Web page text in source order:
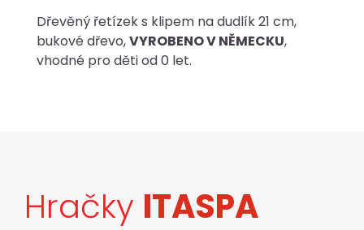
Dřevěný řetízek s klipem na dudlík 21 cm,
bukové dřevo,VYROBENO V NĚMECKU,
vhodné pro děti od 0 let.
Hračky ITASPA